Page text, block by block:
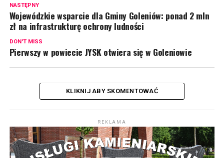
NASTĘPNY
Wojewódzkie wsparcie dla Gminy Goleniów: ponad 2 mln
zł na infrastrukturę ochrony ludności
DON'T MISS
Pierwszy w powiecie JYSK otwiera się w Goleniowie
KLIKNIJ ABY SKOMENTOWAĆ
REKLAMA